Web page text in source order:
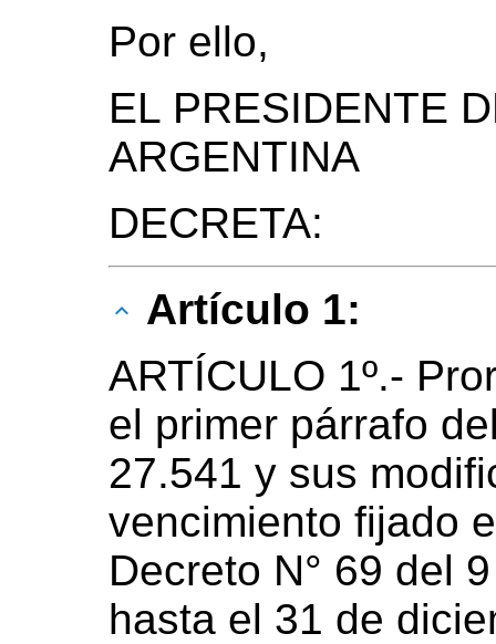
Por ello,
EL PRESIDENTE
ARGENTINA
DECRETA:
Artículo 1:
ARTÍCULO 1º.-
el primer párrafo
27.541 y sus
vencimiento fijado
Decreto N° 69 del
hasta el 31 de